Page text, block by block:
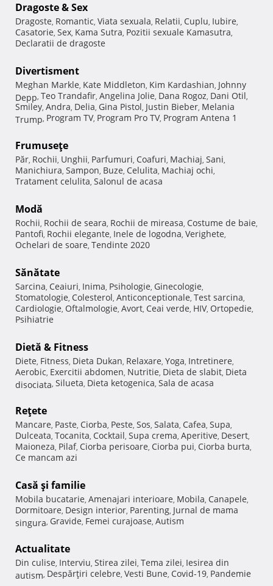
Dragoste & Sex
Dragoste, Romantic, Viata sexuala, Relatii, Cuplu, Iubire,
Casatorie, Sex, Kama Sutra, Pozitii sexuale Kamasutra,
Declaratii de dragoste
Divertisment
Meghan Markle, Kate Middleton, Kim Kardashian, Johnny
Depp, Teo Trandafir, Angelina Jolie, Dana Rogoz, Dani Otil,
Smiley, Andra, Delia, Gina Pistol, Justin Bieber, Melania
Trump, Program TV, Program Pro TV, Program Antena 1
Frumuseţe
Păr, Rochii, Unghii, Parfumuri, Coafuri, Machiaj, Sani,
Manichiura, Sampon, Buze, Celulita, Machiaj ochi,
Tratament celulita, Salonul de acasa
Modă
Rochii, Rochii de seara, Rochii de mireasa, Costume de baie,
Pantofi, Rochii elegante, Inele de logodna, Verighete,
Ochelari de soare, Tendinte 2020
Sănătate
Sarcina, Ceaiuri, Inima, Psihologie, Ginecologie,
Stomatologie, Colesterol, Anticonceptionale, Test sarcina,
Cardiologie, Oftalmologie, Avort, Ceai verde, HIV, Ortopedie,
Psihiatrie
Dietă & Fitness
Diete, Fitness, Dieta Dukan, Relaxare, Yoga, Intretinere,
Aerobic, Exercitii abdomen, Nutritie, Dieta de slabit, Dieta
disociata, Silueta, Dieta ketogenica, Sala de acasa
Reţete
Mancare, Paste, Ciorba, Peste, Sos, Salata, Cafea, Supa,
Dulceata, Tocanita, Cocktail, Supa crema, Aperitive, Desert,
Maioneza, Pilaf, Ciorba perisoare, Ciorba pui, Ciorba burta,
Ce mancam azi
Casă şi familie
Mobila bucatarie, Amenajari interioare, Mobila, Canapele,
Dormitoare, Design interior, Parenting, Jurnal de mama
singura, Gravide, Femei curajoase, Autism
Actualitate
Din culise, Interviu, Stirea zilei, Tema zilei, Iesirea din
autism, Despărţiri celebre, Vesti Bune, Covid-19, Pandemie